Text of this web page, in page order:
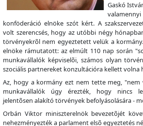
Gaskó
konföderáció elnöke szót kért. A
volt szerencsés, hogy az utóbbi négy
törvényekrõl nem egyeztetett velük a kormány.
elnöke rámutatott: az elmúlt 110 nap során
munkavállalók képviselõi, számos olyan
szociális partnereket konzultációra kellett volna
Az, hogy a kormány ezt nem tette meg, "nem
munkavállalók úgy érezték, hogy nincs
jelentõsen alakító törvények befolyásolására -
Orbán Viktor miniszterelnök bevezetõjét
nehezményezték a parlament elsõ egyeztetés